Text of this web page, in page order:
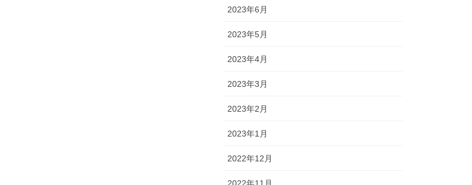
2023年6月
2023年5月
2023年4月
2023年3月
2023年2月
2023年1月
2022年12月